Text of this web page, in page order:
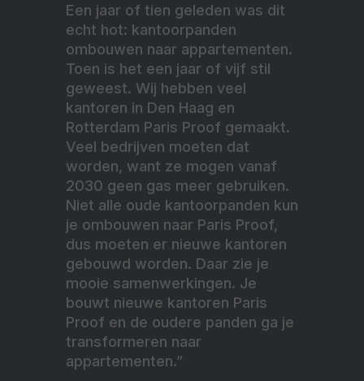
Een jaar of tien geleden was dit
echt hot: kantoorpanden
ombouwen naar appartementen.
Toen is het een jaar of vijf stil
geweest. Wij hebben veel
kantoren in Den Haag en
Rotterdam Paris Proof gemaakt.
Veel bedrijven moeten dat
worden, want ze mogen vanaf
2030 geen gas meer gebruiken.
Niet alle oude kantoorpanden kun
je ombouwen naar Paris Proof,
dus moeten er nieuwe kantoren
gebouwd worden. Daar zie je
mooie samenwerkingen. Je
bouwt nieuwe kantoren Paris
Proof en de oudere panden ga je
transformeren naar
appartementen.”